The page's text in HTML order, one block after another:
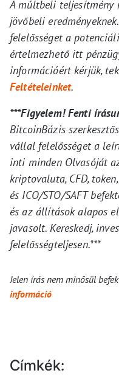
A múltbeli teljesítmény
jövőbeli
felelősséget a
értelmezhető itt
információért kérjük,
Feltételeinket.
***Figyelem! Fenti
BitcoinBázis
vállal felelősséget a
inti minden Olvasóját
kriptovaluta, CFD,
és ICO/STO/SAFT
és az állítások alapos
javasolt. Kereskedj,
felelősségteljesen.***
Jelen írás nem minősül
információ
Címkék: